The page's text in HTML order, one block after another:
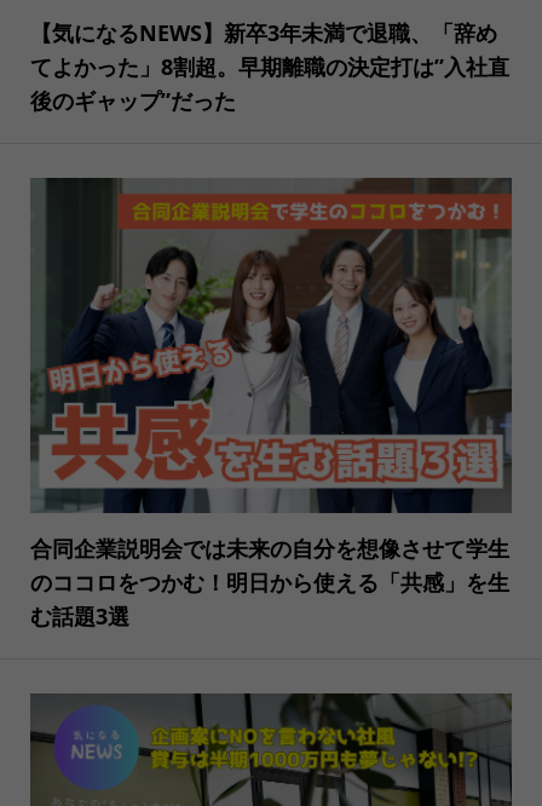
【気になるNEWS】新卒3年未満で退職、「辞め
てよかった」8割超。早期離職の決定打は”入社直
後のギャップ”だった
合同企業説明会では未来の自分を想像させて学生
のココロをつかむ！明日から使える「共感」を生
む話題3選